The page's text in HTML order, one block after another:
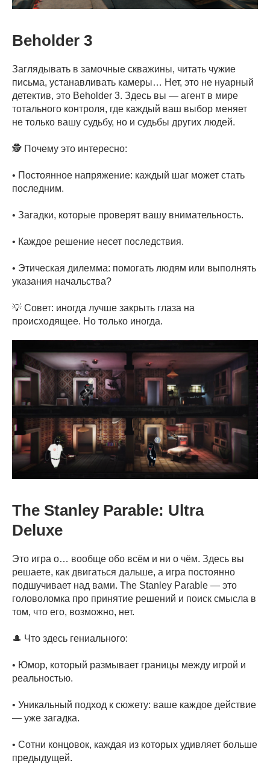
Beholder 3
Заглядывать в замочные скважины, читать чужие
письма, устанавливать камеры… Нет, это не нуарный
детектив, это Beholder 3. Здесь вы — агент в мире
тотального контроля, где каждый ваш выбор меняет
не только вашу судьбу, но и судьбы других людей.
🕵️ Почему это интересно:
• Постоянное напряжение: каждый шаг может стать
последним.
• Загадки, которые проверят вашу внимательность.
• Каждое решение несет последствия.
• Этическая дилемма: помогать людям или выполнять
указания начальства?
💡 Совет: иногда лучше закрыть глаза на
происходящее. Но только иногда.
The Stanley Parable: Ultra
Deluxe
Это игра о… вообще обо всём и ни о чём. Здесь вы
решаете, как двигаться дальше, а игра постоянно
подшучивает над вами. The Stanley Parable — это
головоломка про принятие решений и поиск смысла в
том, что его, возможно, нет.
🎩 Что здесь гениального:
• Юмор, который размывает границы между игрой и
реальностью.
• Уникальный подход к сюжету: ваше каждое действие
— уже загадка.
• Сотни концовок, каждая из которых удивляет больше
предыдущей.